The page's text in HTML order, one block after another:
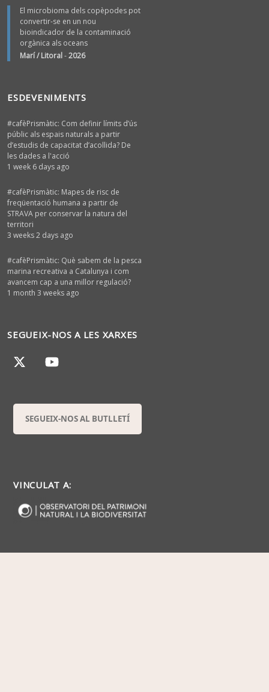
El microbioma dels copèpodes pot
convertir-se en un nou
bioindicador de la contaminació
orgànica als oceans
Marí / Litoral-2026
ESDEVENIMENTS
#cafèPrismàtic: Com definir límits d’ús
públic als espais naturals a partir
d’estudis de capacitat d’acollida? De
les dades a l'acció
1 week 6 days ago
#cafèPrismàtic: Mapes de risc de
freqüentació humana a partir de
STRAVA per conservar la natura del
territori
3 weeks 2 days ago
#cafèPrismàtic: Què sabem de la pesca
marina recreativa a Catalunya i com
avancem cap a una millor regulació?
1 month 3 weeks ago
SEGUEIX-NOS A LES XARXES
SEGUEIX-NOS AL BUTLLETÍ
VINCULAT A: